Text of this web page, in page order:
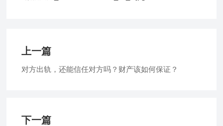
上一篇
对方出轨，还能信任对方吗？财产该如何保证？
下一篇